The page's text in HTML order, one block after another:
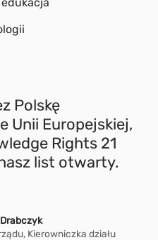
Polskę
Unii Europejskiej,
Rights 21
list otwarty.
Kierowniczka działu